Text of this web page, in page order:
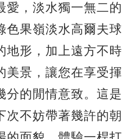
，淡水獨一無二的
色果嶺淡水高爾夫球
地形，加上遠方不時
美景，讓您在享受揮
分的閒情意致。這是
次不妨帶著幾許的朝